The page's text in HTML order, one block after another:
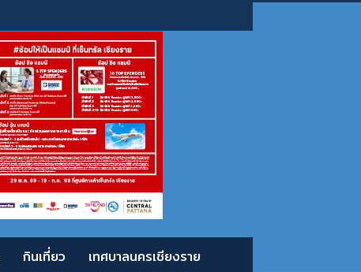
กินเที่ยว เทศบาลนครเชียงราย